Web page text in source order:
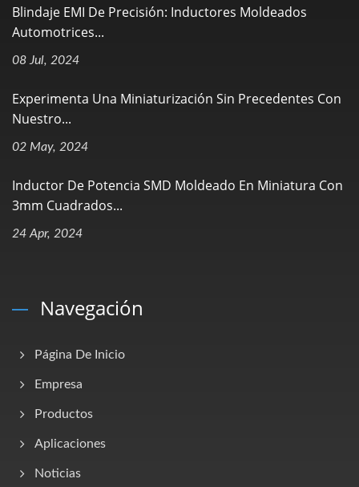
Blindaje EMI De Precisión: Inductores Moldeados
Automotrices...
08 Jul, 2024
Experimenta Una Miniaturización Sin Precedentes Con
Nuestro...
02 May, 2024
Inductor De Potencia SMD Moldeado En Miniatura Con
3mm Cuadrados...
24 Apr, 2024
Navegación
Página De Inicio
Empresa
Productos
Aplicaciones
Noticias